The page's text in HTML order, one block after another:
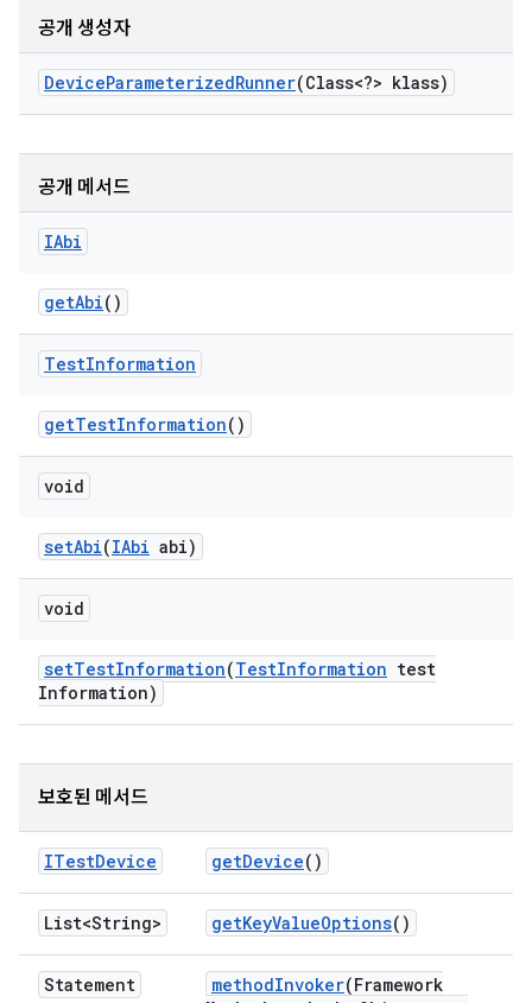
공개 생성자
DeviceParameterizedRunner(Class<?> klass)
공개 메서드
IAbi
getAbi()
TestInformation
getTestInformation()
void
setAbi(IAbi abi)
void
setTestInformation(TestInformation test
Information)
보호된 메서드
ITestDevice getDevice()
List<String> getKeyValueOptions()
Statement methodInvoker(Framework